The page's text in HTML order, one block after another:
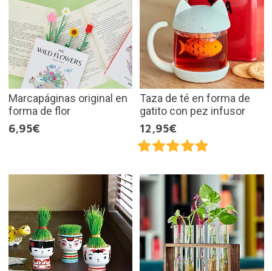
Marcapáginas original en
forma de flor
6,95€
Taza de té en forma de
gatito con pez infusor
12,95€